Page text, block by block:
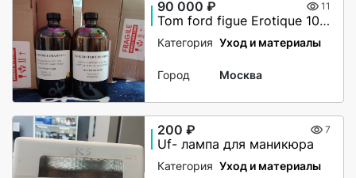
90 000 ₽ 11
Tom ford figue Erotique 1000ml
Категория Уход и материалы
Город Москва
200 ₽ 7
Uf- лампа для маникюра
Категория Уход и материалы